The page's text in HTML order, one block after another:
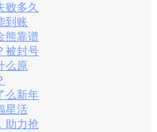
败多久
到账
熊靠谱
被封号
么原
么新年
星活
助力抢